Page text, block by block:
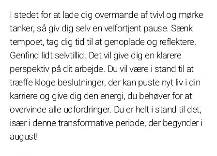
I stedet for at lade dig overmande af tvivl og mørke
tanker, så giv dig selv en velfortjent pause. Sænk
tempoet, tag dig tid til at genoplade og reflektere.
Genfind lidt selvtillid. Det vil give dig en klarere
perspektiv på dit arbejde. Du vil være i stand til at
træffe kloge beslutninger, der kan puste nyt liv i din
karriere og give dig den energi, du behøver for at
overvinde alle udfordringer. Du er helt i stand til det,
især i denne transformative periode, der begynder i
august!